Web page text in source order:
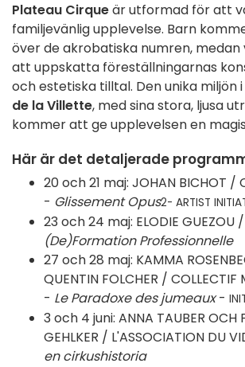
Plateau Cirqueär utformad för att
familjevänlig upplevelse. Barn
över de akrobatiska numren,
att uppskatta föreställningarnas
och estetiska tilltal. Den unika miljön i
de la Villette, med sina stora, ljusa
kommer att ge upplevelsen en
Här är det detaljerade
20 och 21 maj: JOHAN BICHOT /
- Glissement Opus2- ARTIST
23 och 24 maj: ELODIE GUEZOU
(De)Formation Professionnelle
27 och 28 maj: KAMMA
QUENTIN FOLCHER / COLLECTIF
- Le Paradoxe des jumeaux-
3 och 4 juni: ANNA TAUBER OCH
GEHLKER / L'ASSOCIATION DU
en cirkushistoria